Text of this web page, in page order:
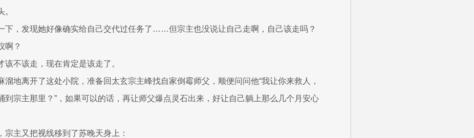
。
下，发现她好像确实给自己交代过任务了……但宗主也没说让自己走啊，自己该走吗？
啊？
该不该走，现在肯定是该走了。
溜地离开了这处小院，准备回太玄宗主峰找自家倒霉师父，顺便问问他“我让你来救人，
到宗主那里？”，如果可以的话，再让师父爆点灵石出来，好让自己躺上那么几个月安心
宗主又把视线移到了苏晚天身上：